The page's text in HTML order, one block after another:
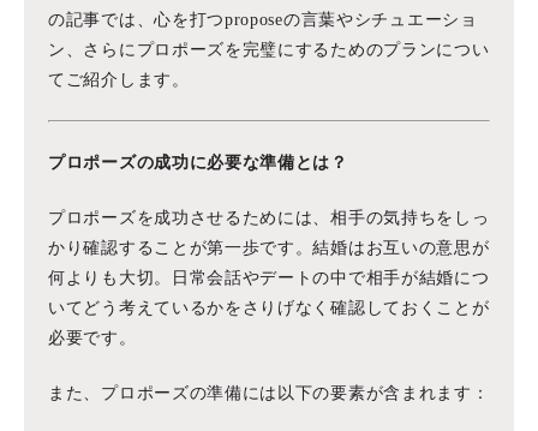
の記事では、心を打つproposeの言葉やシチュエーショ
ン、さらにプロポーズを完璧にするためのプランについ
てご紹介します。
プロポーズの成功に必要な準備とは？
プロポーズを成功させるためには、相手の気持ちをしっ
かり確認することが第一歩です。結婚はお互いの意思が
何よりも大切。日常会話やデートの中で相手が結婚につ
いてどう考えているかをさりげなく確認しておくことが
必要です。
また、プロポーズの準備には以下の要素が含まれます：